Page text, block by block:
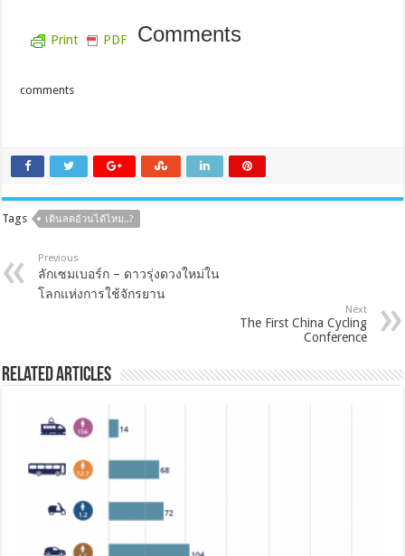
Print PDF Comments
comments
Tags เดินลดอ้วนได้ไหม..?
Previous
ลักเซมเบอร์ก – ดาวรุ่งดวงใหม่ใน
โลกแห่งการใช้จักรยาน
Next
The First China Cycling
Conference
Related Articles